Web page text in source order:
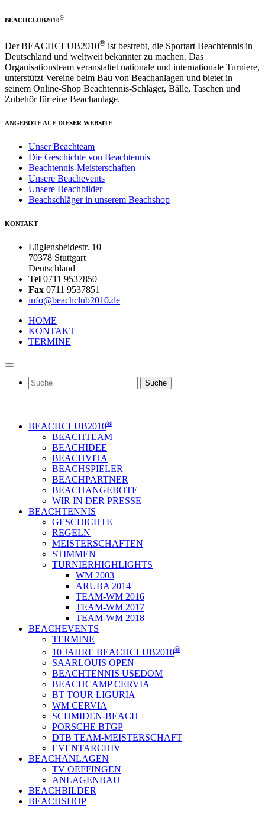
BEACHCLUB2010®
Der BEACHCLUB2010® ist bestrebt, die Sportart Beachtennis in
Deutschland und weltweit bekannter zu machen. Das
Organisationsteam veranstaltet nationale und internationale Turniere,
unterstützt Vereine beim Bau von Beachanlagen und bietet in
seinem Online-Shop Beachtennis-Schläger, Bälle, Taschen und
Zubehör für eine Beachanlage.
ANGEBOTE AUF DIESER WEBSITE
Unser Beachteam
Die Geschichte von Beachtennis
Beachtennis-Meisterschaften
Unsere Beachevents
Unsere Beachbilder
Beachschläger in unserem Beachshop
KONTAKT
Lüglensheidestr. 10
70378 Stuttgart
Deutschland
Tel 0711 9537850
Fax 0711 9537851
info@beachclub2010.de
HOME
KONTAKT
TERMINE
Suche
BEACHCLUB2010®
BEACHTEAM
BEACHIDEE
BEACHVITA
BEACHSPIELER
BEACHPARTNER
BEACHANGEBOTE
WIR IN DER PRESSE
BEACHTENNIS
GESCHICHTE
REGELN
MEISTERSCHAFTEN
STIMMEN
TURNIERHIGHLIGHTS
WM 2003
ARUBA 2014
TEAM-WM 2016
TEAM-WM 2017
TEAM-WM 2018
BEACHEVENTS
TERMINE
10 JAHRE BEACHCLUB2010®
SAARLOUIS OPEN
BEACHTENNIS USEDOM
BEACHCAMP CERVIA
BT TOUR LIGURIA
WM CERVIA
SCHMIDEN-BEACH
PORSCHE BTGP
DTB TEAM-MEISTERSCHAFT
EVENTARCHIV
BEACHANLAGEN
TV OEFFINGEN
ANLAGENBAU
BEACHBILDER
BEACHSHOP